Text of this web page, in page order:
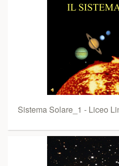
Sistema Solare_1 - Liceo